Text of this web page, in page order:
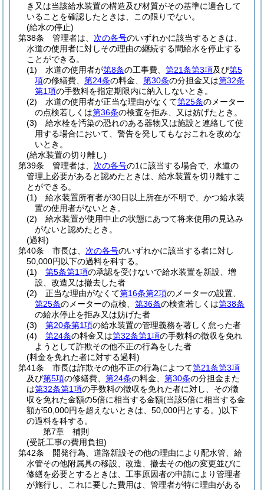
き又は当該給水装置の構造及び材質がその基準に適合して
いることを確認したときは、この限りでない。
(給水の停止)
第38条
管理者は、 次の各号のいずれかに該当するときは、
水道の使用者に対しその理由の継続する間給水を停止する
ことができる。
(1)
水道の使用者が第8条の工事費、 第21条第3項及び第5
項の修繕費、 第24条の料金、 第30条の分担金又は第32条
第1項の手数料を指定期限内に納入しないとき。
(2)
水道の使用者が正当な理由がなくて第25条のメーター
の点検若しくは第36条の検査を拒み、又は妨げたとき。
(3)
給水栓を汚染の恐れのある器物又は施設と連絡して使
用する場合において、警告を発してもなおこれを改めな
いとき。
(給水装置の切り離し)
第39条
管理者は、 次の各号の1に該当する場合で、水道の
管理上必要があると認めたときは、給水装置を切り離すこ
とができる。
(1)
給水装置所有者が30日以上所在が不明で、かつ給水装
置の使用者がないとき。
(2)
給水装置が使用中止の状態にあつて将来使用の見込み
がないと認めたとき。
(過料)
第40条
市長は、 次の各号のいずれかに該当する者に対し
50,000円以下の過料を科する。
(1)
第5条第1項の承認を受けないで給水装置を新設、増
設、改造又は撤去した者
(2)
正当な理由がなくて第16条第2項のメーターの設置、
第25条のメーターの点検、 第36条の検査若しくは第38条
の給水停止を拒み又は妨げた者
(3)
第20条第1項の給水装置の管理義務を著しく怠った者
(4)
第24条の料金又は第32条第1項の手数料の徴収を免れ
ようとして詐欺その他不正の行為をした者
(料金を免れた者に対する過料)
第41条
市長は詐欺その他不正の行為によつて第21条第3項
及び第5項の修繕費、 第24条の料金、 第30条の分担金また
は第32条第1項の手数料の徴収を免れた者に対し、その徴
収を免れた金額の5倍に相当する金額(当該5倍に相当する金
額が50,000円を超えないときは、50,000円とする。)以下
の過料を科する。
第7章
補則
(受託工事の費用負担)
第42条
開発行為、道路新設その他の理由により配水管、給
水管その他附属具の移設、改造、撤去その他の変更並びに
修繕を必要とするときは、工事原因者の申請により管理者
が施行し、これに要した費用は、管理者が特に理由がある